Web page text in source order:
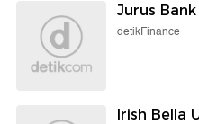
Jurus
detikFinance
Irish Bella